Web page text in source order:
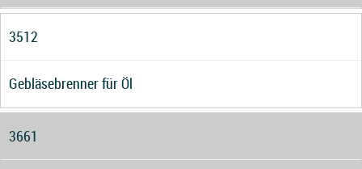
3512
Gebläsebrenner für Öl
3661